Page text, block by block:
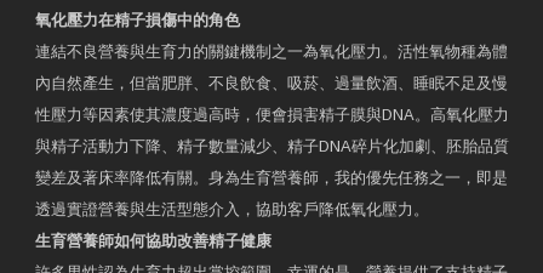
氧化壓力在精子損傷中的角色
連結不良營養與生育力的關鍵機制之一為氧化壓力。活性氧物種為體
內自然產生，但當肥胖、不良飲食、吸菸、過量飲酒、睡眠不足及慢
性壓力等因素使其濃度過高時，便會損害精子膜與DNA。高氧化壓力
與精子活動力下降、精子數量減少、精子DNA碎片化加劇、胚胎品質
變差及著床率降低有關。身為生育營養師，我的優先任務之一，即是
透過實證營養與生活型態介入，協助客戶降低氧化壓力。
生育營養師如何協助改善精子健康